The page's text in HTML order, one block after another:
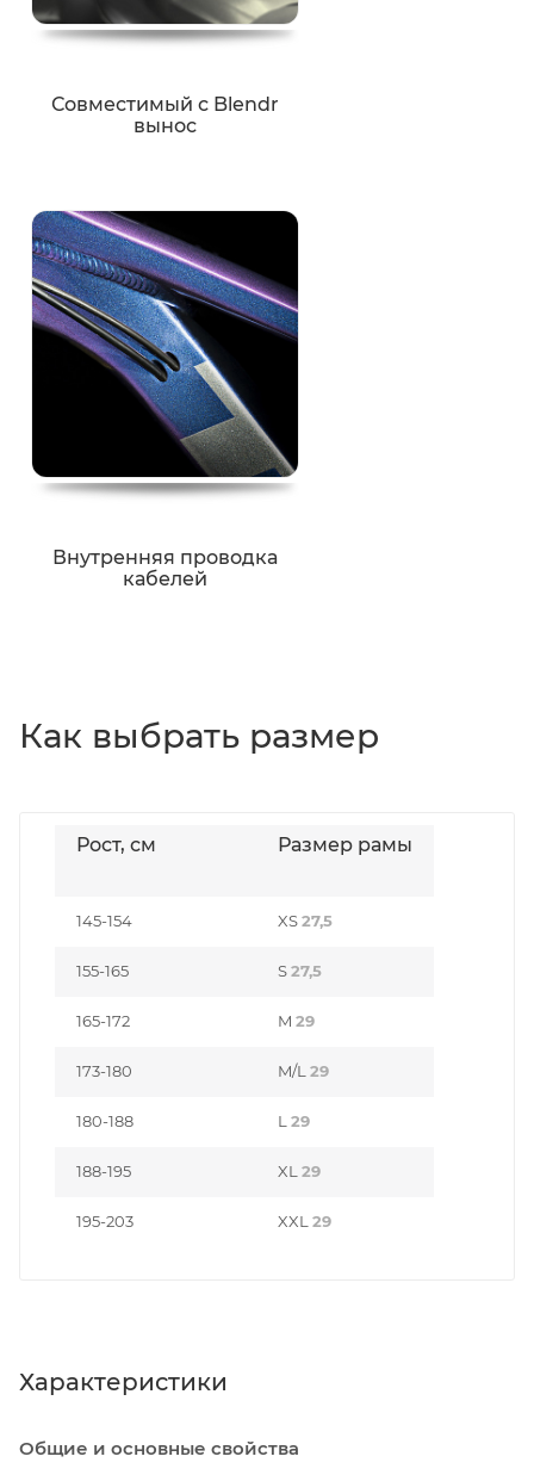
Совместимый с Blendr
вынос
Внутренняя проводка
кабелей
Как выбрать размер
Рост, см Размер рамы
145-154 XS27,5
155-165 S27,5
165-172 M 29
173-180 M/L29
180-188 L29
188-195 XL29
195-203 XXL29
Характеристики
Общие и основные свойства